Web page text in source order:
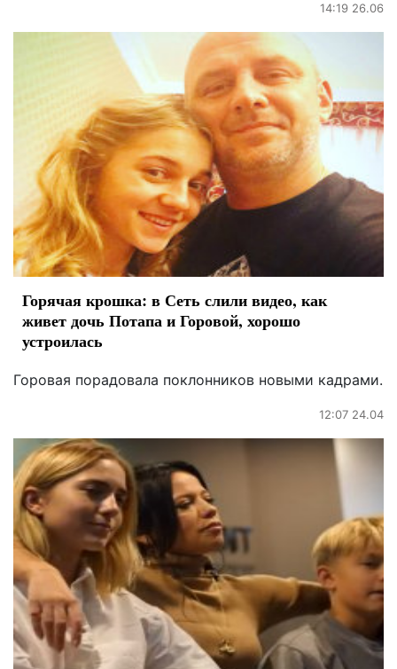
14:19 26.06
Горячая крошка: в Сеть слили видео, как
живет дочь Потапа и Горовой, хорошо
устроилась
Горовая порадовала поклонников новыми кадрами.
12:07 24.04